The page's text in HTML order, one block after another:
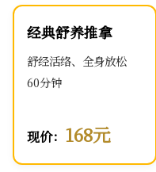
经典舒养推拿
舒经活络、全身放松
60分钟
现价： 168元